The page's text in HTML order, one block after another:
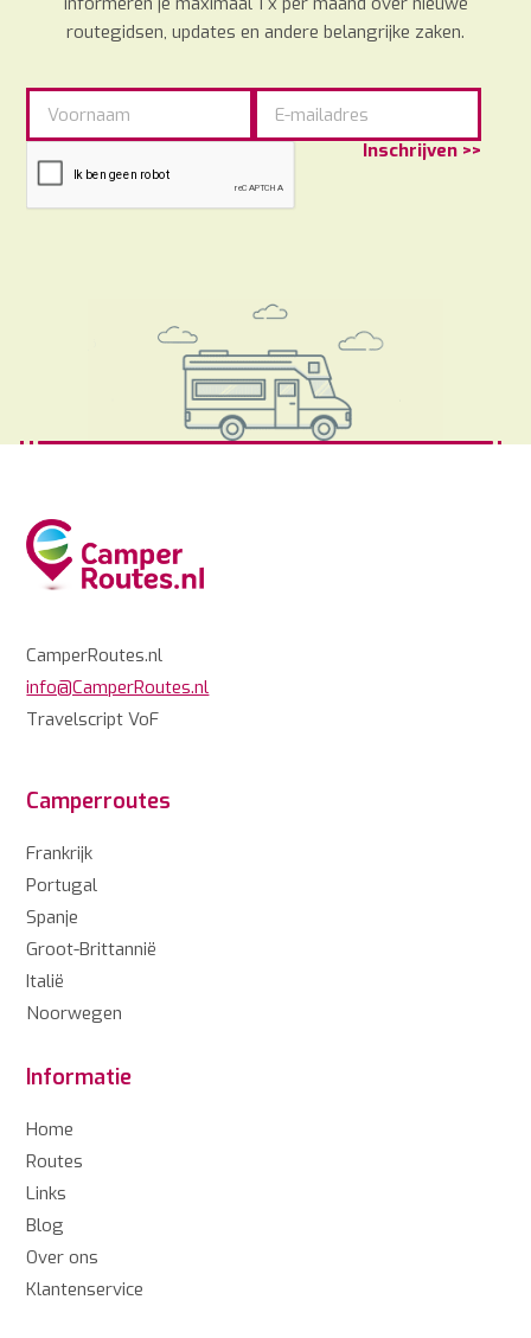
routegidsen, updates en andere belangrijke zaken.
Inschrijven >>
CamperRoutes.nl
info@CamperRoutes.nl
Travelscript VoF
Camperroutes
Frankrijk
Portugal
Spanje
Groot-Brittannië
Italië
Noorwegen
Informatie
Home
Routes
Links
Blog
Over ons
Klantenservice